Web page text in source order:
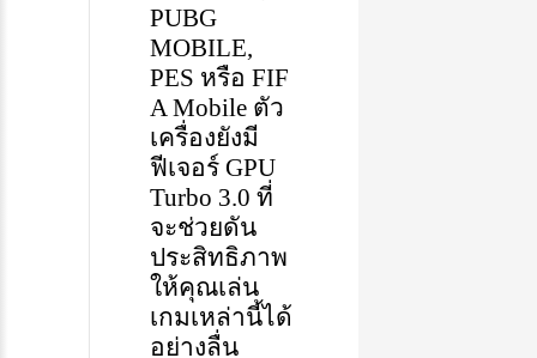
PUBG
MOBILE,
PES หรือ FIF
A Mobile ตัว
เครื่องยังมี
ฟีเจอร์ GPU
Turbo 3.0 ที่
จะช่วยดัน
ประสิทธิภาพ
ให้คุณเล่น
เกมเหล่านี้ได้
อย่างลื่น